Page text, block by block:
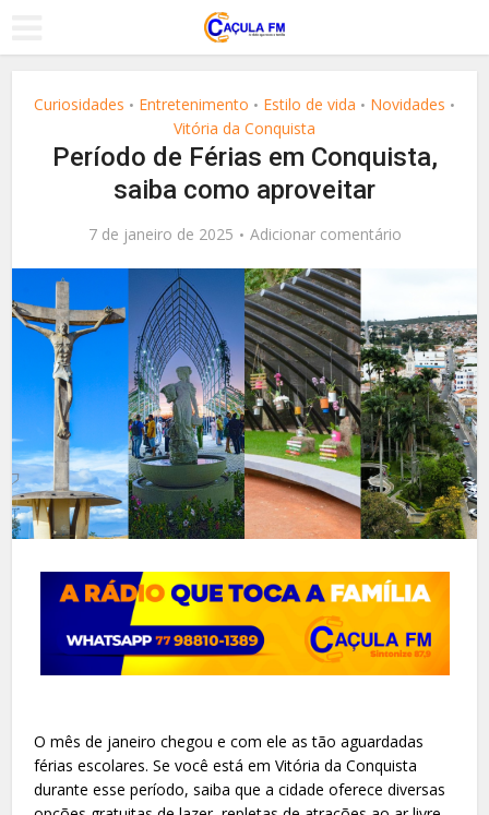
Curiosidades • Entretenimento • Estilo de vida • Novidades •
Vitória da Conquista
Período de Férias em Conquista,
saiba como aproveitar
7 de janeiro de 2025 Adicionar comentário
O mês de janeiro chegou e com ele as tão aguardadas
férias escolares. Se você está em Vitória da Conquista
durante esse período, saiba que a cidade oferece diversas